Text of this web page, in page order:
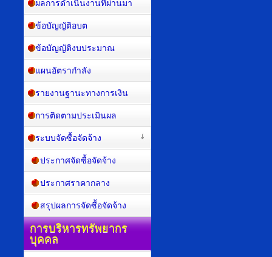
ผลการดำเนินงานที่ผ่านมา
ข้อบัญญัติอบต
ข้อบัญญัติงบประมาณ
แผนอัตรากำลัง
รายงานฐานะทางการเงิน
การติดตามประเมินผล
ระบบจัดซื้อจัดจ้าง
ประกาศจัดซื้อจัดจ้าง
ประกาศราคากลาง
สรุปผลการจัดซื้อจัดจ้าง
การบริหารทรัพยากร
บุคคล